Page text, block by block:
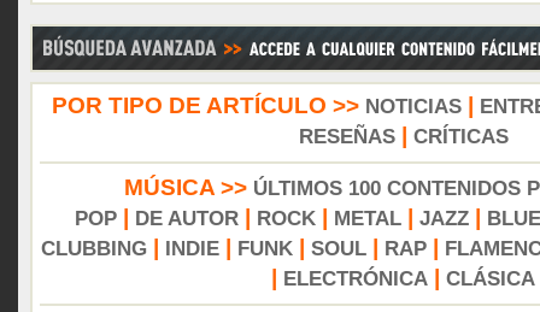
POR TIPO DE ARTÍCULO >> NOTICIAS|
RESEÑAS| CRÍTICAS
MÚSICA >> ÚLTIMOS 100 CONTENIDOS
POP
DE AUTOR ROCK METAL JAZZ
CLUBBING
INDIE FUNK SOUL RAP
ELECTRÓNICA CLÁSICA